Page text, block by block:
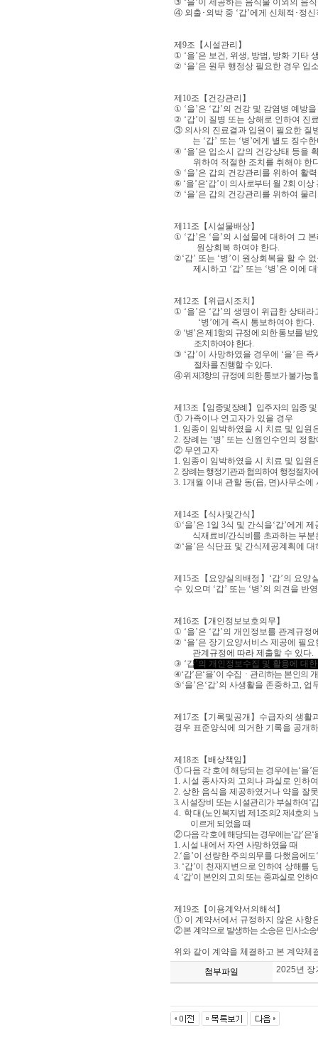
③ ‘을’이 제공하는 음식물 이외의 음
④ 외출 ･ 외박 중 ‘갑’에게 신체적 ･ 정
제 9조 【시설관리 】
① ‘을’은 보건, 위생, 방범, 방화 기타
② ‘을’은 원무 행정상 필요한 경우 입
제 10조 【 건강관리 】
① ‘을’은 ‘갑’의 건강 및 감염병 예방
② ‘갑’이 질병 또는 상해로 인하여 진
③ 의사의 진료결과 입원이 필요한 질
는 ‘갑’ 또는 ‘병’에게 별도 징수
④ ‘을’은 입소시 갑의 건강상태 등을
위하여 적절한 조치를 취해야 한
⑤ ‘을’은 갑의 건강관리를 위하여 활
⑥ ‘을’은‘갑’이 의사로부터 월 2회 이상
⑦ ‘을’은 갑의 건강관리를 위하여 물
제 11조 【시설물배상】
① ‘갑’은 ‘을’의 시설물에 대하여 그
원상회복 하여야 한다.
②‘갑’ 또는 ‘병’이 원상회복을 할 수
제시하고 ‘갑’ 또는 ‘병’은 이에
제 12조 【위급시조치 】
① ‘을’은 ‘갑’의 생명이 위급한 상태
‘병’에게 즉시 통보하여야 한다.
② ‘병’은 제 1항의 규정에 의한 통보를 받
조치하여야 한다.
③ ‘갑’이 사망하였을 경우에 ‘을’은 즉
절차를 진행할 수 있다.
④위 제3항의 규정에 의한 통보가 불가능
제 13조 【 임종및장례 】 입주자의 임종
① 가족이나 연고자가 있을 경우
1. 임종이 임박하였을 시 치료 및 입원
2. 장례는 ‘병’ 또는 신원인수인의 정
② 무연고자
1. 임종이 임박하였을 시 치료 및 입원
2. 장례는 행정기관과 협의하여 행정절차
3. 1개월 이내 관할 동(읍, 면)사무소에
제 14조 【 식사및간식 】
①‘을’은 1일 3식 및 간식을‘갑’에게 제
식재료비/간식비를 초과하는 부
②‘을’은 식단표 및 간식제공계획에
제 15조 【 요양실의배정 】 ‘갑’의 요양
수 있 으며 ‘갑’ 또는 ‘병’의 의견을 반
제 16조 【개인정보보호의무 】
① ‘을’은 ‘갑’의 개인정보를 관계규정
② ‘을’은 장기요양서비스 제공에 필
관계규정에 따라 제출할 수 있다.
③ ‘갑’의 개인정보수집 및 활용에 대
④‘갑’은‘을’이 수집ㆍ관리하는 본인의
⑤‘을’은‘갑’의 사생활을 존중하고, 업
제 17조 【 기록및공개 】 수급자의 생활
경우 표준양식에 의거한 기록을 공개
제 18조 【배상책임 】
① 다음 각 호에 해당되는 경우에는‘을’
1. 시설 종사자의 고의나 과실로 인하
2. 상한 음식을 제공하였거나 약을 잘
3.시설장비 또는 시설관리가 부실하여 ‘
4. 학대 (노인복지법 제 1조의2 제4호의
이르게 되었을 때
②다음 각 호에 해당되는 경우에는‘갑’은‘
1.시설 내에서 자연 사망하였을 때
2.‘을’이 선량한 주의의무를 다했음에도‘
3. ‘갑’이 천재지변으로 인하여 상해를
4. ‘갑’이 본인의 고의 또는 중과실로 인하
제 19조 【 이용계약서의해석 】
① 이 계약서에서 규정하지 않은 사항
②본 계약으로 발생하는 소송은 민사소
위와 같이 계약을 체결하고 본 계약체
첨부파일
2025년 장